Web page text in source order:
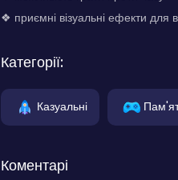
❖ приємні візуальні ефекти для
Категорії:
Казуальні
Коментарі